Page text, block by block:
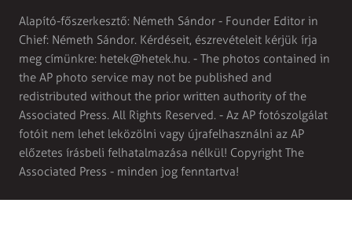
Alapító-főszerkesztő: Németh Sándor - Founder Editor in
Chief: Németh Sándor. Kérdéseit, észrevételeit kérjük írja
meg címünkre: hetek@hetek.hu. - The photos contained in
the AP photo service may not be published and
redistributed without the prior written authority of the
Associated Press. All Rights Reserved. - Az AP fotószolgálat
fotóit nem lehet leközölni vagy újrafelhasználni az AP
előzetes írásbeli felhatalmazása nélkül! Copyright The
Associated Press - minden jog fenntartva!